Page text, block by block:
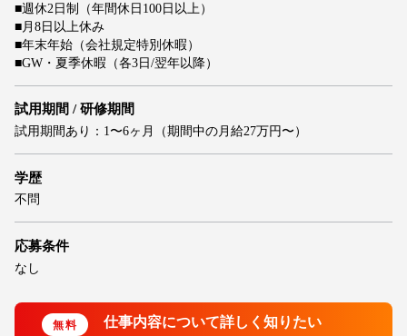
■週休2日制（年間休日100日以上）
■月8日以上休み
■年末年始（会社規定特別休暇）
■GW・夏季休暇（各3日/翌年以降）
試用期間 / 研修期間
試用期間あり：1〜6ヶ月（期間中の月給27万円〜）
学歴
不問
応募条件
なし